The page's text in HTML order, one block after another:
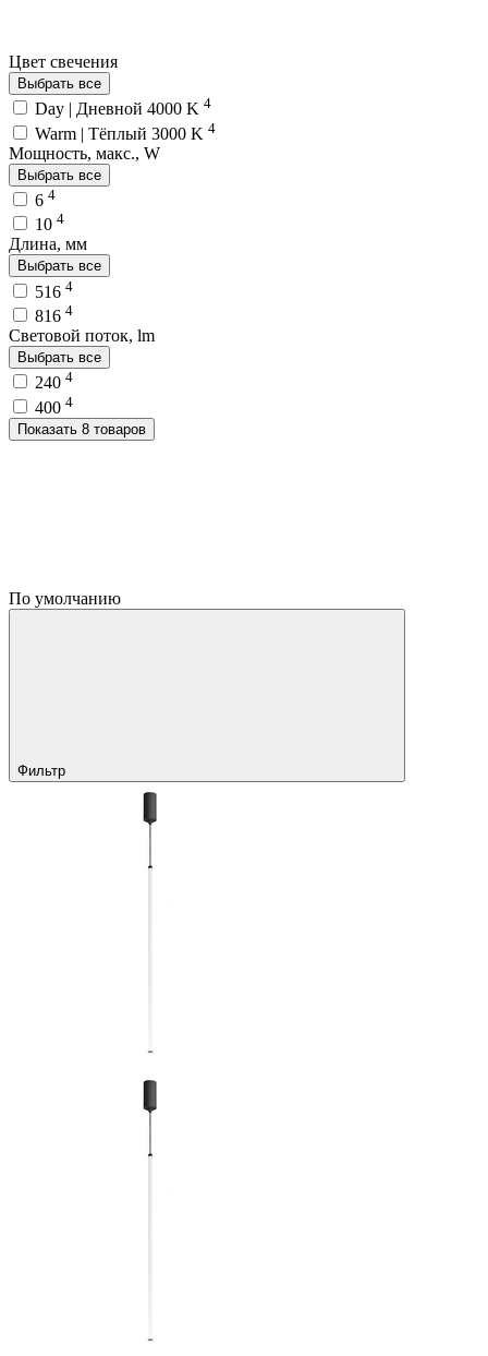
Цвет свечения
Выбрать все
Day | Дневной 4000 K 4
Warm | Тёплый 3000 K 4
Мощность, макс., W
Выбрать все
6 4
10 4
Длина, мм
Выбрать все
516 4
816 4
Световой поток, lm
Выбрать все
240 4
400 4
Показать 8 товаров
По умолчанию
Фильтр